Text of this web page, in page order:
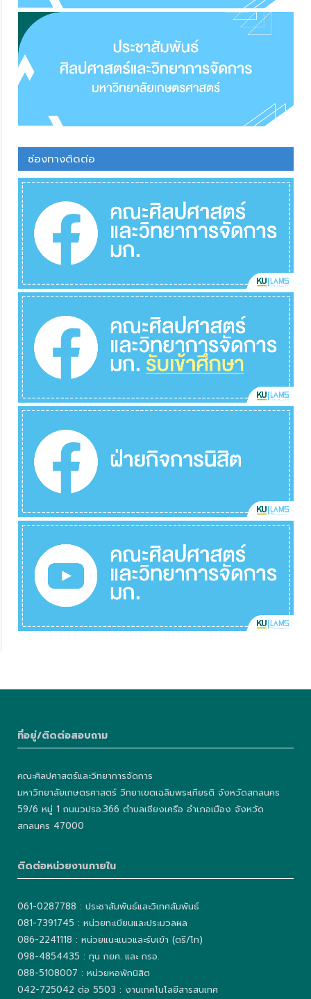
ช่องทางติดต่อ
ที่อยู่/ติดต่อสอบถาม
คณะศิลปศาสตร์และวิทยาการจัดการ
มหาวิทยาลัยเกษตรศาสตร์ วิทยาเขตเฉลิมพระเกียรติ จังหวัดสกลนคร
59/6 หมู่ 1 ถนนวปรอ.366 ตำบลเชียงเครือ อำเภอเมือง จังหวัด
สกลนคร 47000
ติดต่อหน่วยงานภายใน
061-0287788 : ประชาสัมพันธ์และวิเทศสัมพันธ์
081-7391745 : หน่วยทะเบียนและประมวลผล
086-2241118 : หน่วยแนะแนวและรับเข้า (ตรี/โท)
098-4854435 : ทุน กยศ. และ กรอ.
088-5108007 : หน่วยหอพักนิสิต
042-725042 ต่อ 5503 : งานเทคโนโลยีสารสนเทศ